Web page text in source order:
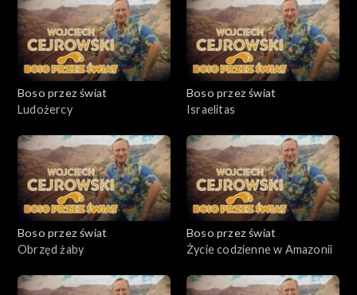
Boso przez świat
Ludożercy
Boso przez świat
Israelitas
Boso przez świat
Obrzęd żaby
Boso przez świat
Życie codzienne w Amazonii